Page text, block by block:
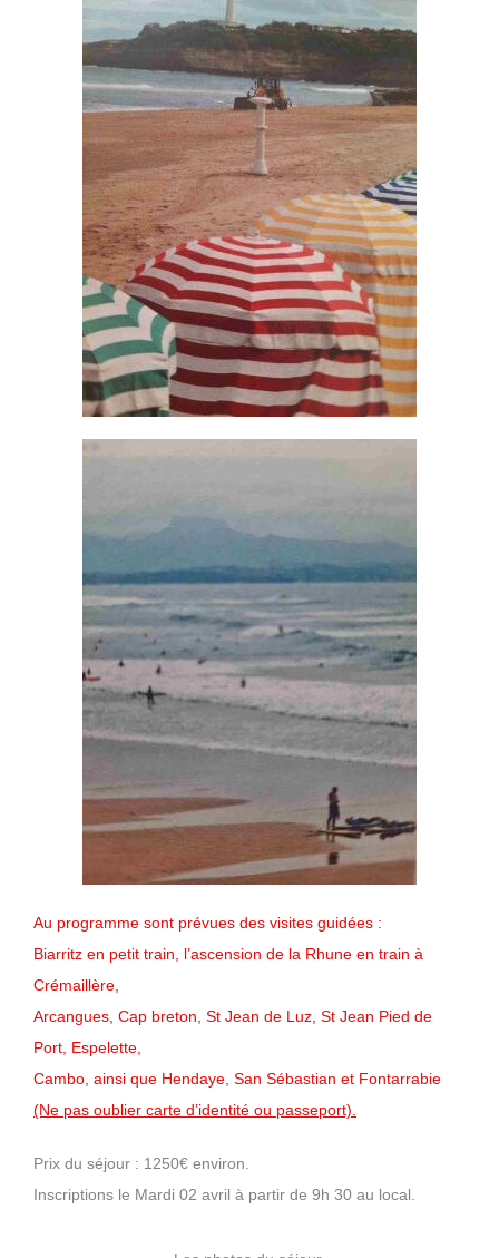
Au programme sont prévues des visites guidées :
Biarritz en petit train, l’ascension de la Rhune en train à
Crémaillère,
Arcangues, Cap breton, St Jean de Luz, St Jean Pied de
Port, Espelette,
Cambo, ainsi que Hendaye, San Sébastian et Fontarrabie
(Ne pas oublier carte d’identité ou passeport).
Prix du séjour : 1250€ environ.
Inscriptions le Mardi 02 avril à partir de 9h 30 au local.